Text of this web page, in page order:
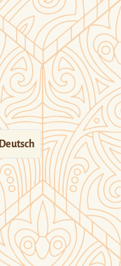
Deutsch